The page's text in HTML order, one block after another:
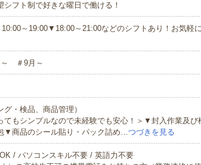
フト制で好きな曜日で働ける！
～19:00▼18:00～21:00などのシフトあり！お気軽
～ ＃9月～
・検品、商品管理）
てもシンプルなので未経験でも安心！＞▼封入作業及
▼商品のシール貼り・パック詰め…つづきを見る
/ パソコンスキル不要 / 英語力不要